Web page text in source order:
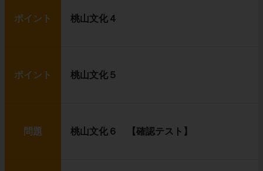
ポイント 桃山文化４
ポイント 桃山文化５
問題 桃山文化６ 【確認テスト】